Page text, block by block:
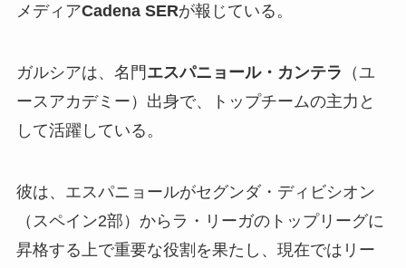
メディアCadena SERが報じている。
ガルシアは、名門 エスパニョール・カンテラ （ユ
ースアカデミー）出身で、トップチームの主力と
して活躍している。
彼は、エスパニョールがセグンダ・ディビシオン
（スペイン2部）からラ・リーガのトップリーグに
昇格する上で重要な役割を果たし、現在ではリー